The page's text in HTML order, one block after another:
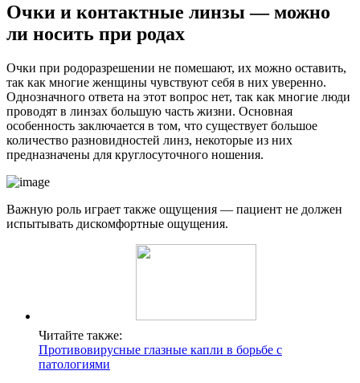
Очки и контактные линзы — можно
ли носить при родах
Очки при родоразрешении не помешают, их можно оставить,
так как многие женщины чувствуют себя в них уверенно.
Однозначного ответа на этот вопрос нет, так как многие люди
проводят в линзах большую часть жизни. Основная
особенность заключается в том, что существует большое
количество разновидностей линз, некоторые из них
предназначены для круглосуточного ношения.
Важную роль играет также ощущения — пациент не должен
испытывать дискомфортные ощущения.
Читайте также:
Противовирусные глазные капли в борьбе с
патологиями